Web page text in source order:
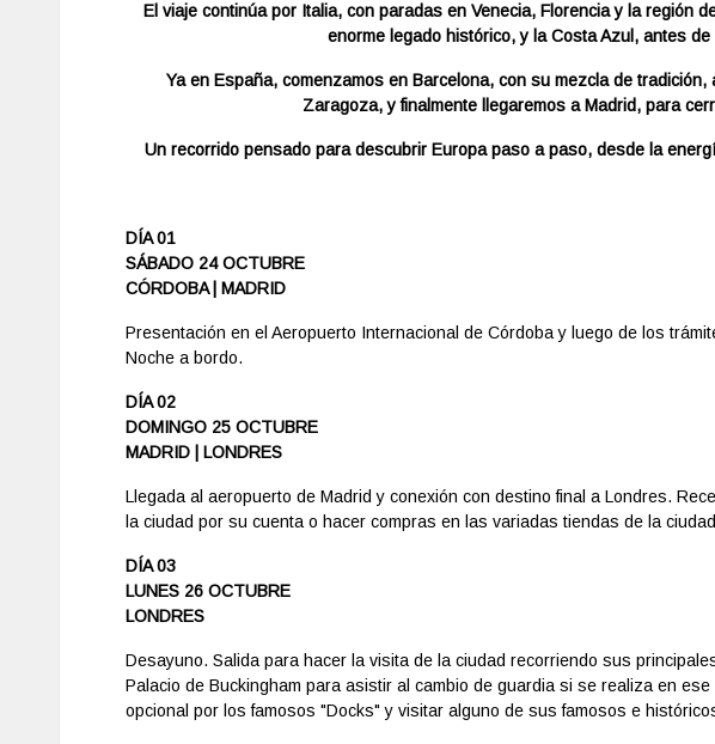
El viaje continúa por Italia, con paradas en Venecia, Florencia y la región
enorme legado histórico, y la Costa Azul, antes
Ya en España, comenzamos en Barcelona, con su mezcla de
Zaragoza, y finalmente llegaremos a Madrid, para
Un recorrido pensado para descubrir Europa paso a paso, desde la
DÍA 01
SÁBADO 24 OCTUBRE
CÓRDOBA | MADRID
Presentación en el Aeropuerto Internacional de Córdoba y luego de los
Noche a bordo.
DÍA 02
DOMINGO 25 OCTUBRE
MADRID | LONDRES
Llegada al aeropuerto de Madrid y conexión con destino final a Londres.
la ciudad por su cuenta o hacer compras en las variadas tiendas de la
DÍA 03
LUNES 26 OCTUBRE
LONDRES
Desayuno. Salida para hacer la visita de la ciudad recorriendo sus
Palacio de Buckingham para asistir al cambio de guardia si se realiza en
opcional por los famosos "Docks" y visitar alguno de sus famosos e